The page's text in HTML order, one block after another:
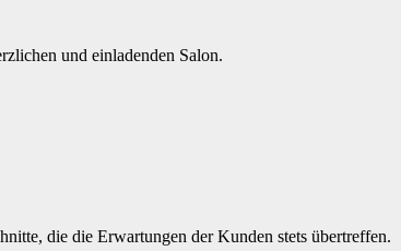
und einladenden Salon.
die die Erwartungen der Kunden stets übertreffen.